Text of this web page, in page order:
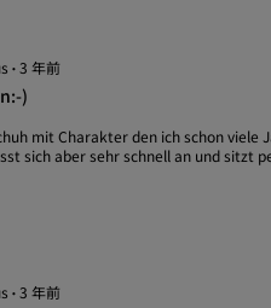
·3 年前
)
mit Charakter den ich schon viele
sich aber sehr schnell an und sitzt
·3 年前